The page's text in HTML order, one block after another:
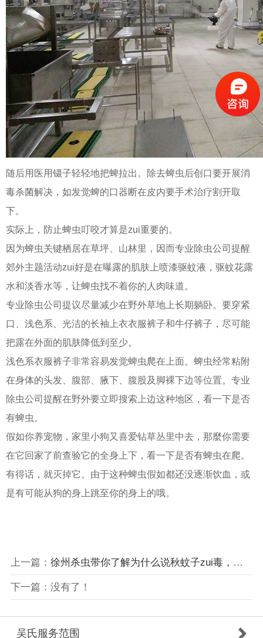
随后用医用镊子轻轻地把蜱拉出。除去蜱虫后创口要开展消
毒杀菌解决，如发觉蜱的口器断在皮内要手术治疗割开取
下。
实际上，防止蜱虫叮咬才算是zui重要的。
因为蜱虫关键栖居在草坪、山林里，因而专业除虫公司提醒
郊外主题活动zui好是在曝露的肌肤上喷漆驱蚊液，驱蚊花露
水和淡香水等，让蜱虫找不着你的人肉味道。
专业除虫公司提议尽量减少在野外草地上长期躺卧。要穿紧
口、浅色系、光洁的长袖上衣衣服裤子和牛仔裤子，尽可能
把露在外面的肌肤降低到至少。
浅色系衣服裤子非常容易发觉蜱虫爬在上面。蜱虫经常粘附
在身体的头发、腹部、腋下、腹股及脚裸下边等位置。专业
除虫公司提醒在野外要立即搜索上边这种地区，看一下是否
有蜱虫。
假如你养宠物，家里小狗又喜爱钻草丛里中去，那麼你需要
在它回家了前查验它的全身上下，看一下是否有蜱虫在爬。
有得话，就灭掉它。由于这种蜱虫假如都还没逐渐饮血，或
是有可能从狗的身上跳至你的身上的哦。
上一篇： 徐州杀虫带你了解为什么说秋蚊子zui毒，如何对付秋天蚊子
下一篇：没有了！
吴氏服务范围